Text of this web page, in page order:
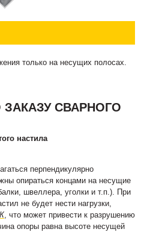
только на несущих полосах.
СВАРНОГО
настила
перпендикулярно
опираться концами на несущие
швеллера, уголки и т.п.). При
не будет нести нагрузки,
, что может привести к разрушению
опоры равна высоте несущей